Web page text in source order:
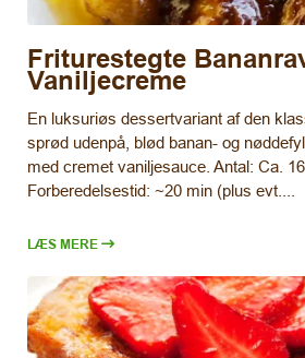
Friturestegte
Vaniljecreme
En luksuriøs dessertvariant af den
sprød udenpå, blød banan- og
med cremet vaniljesauce. Antal: Ca. 16
Forberedelsestid: ~20 min (plus evt....
LÆS MERE